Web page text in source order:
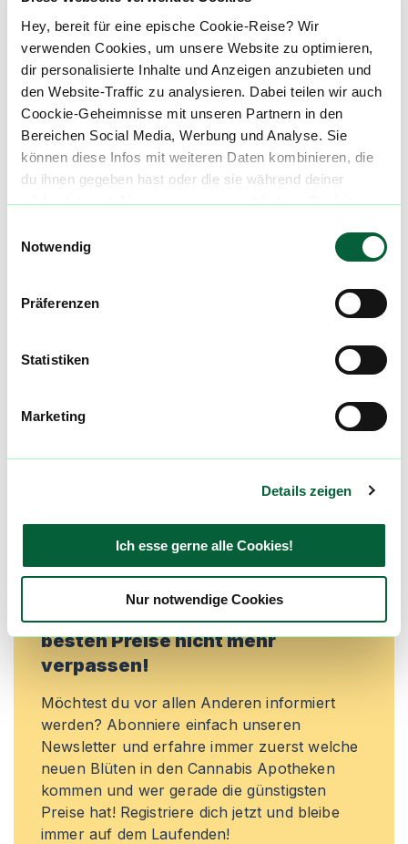
Hey, bereit für eine epische Cookie-Reise? Wir
verwenden Cookies, um unsere Website zu optimieren,
dir personalisierte Inhalte und Anzeigen anzubieten und
den Website-Traffic zu analysieren. Dabei teilen wir auch
Coockie-Geheimnisse mit unseren Partnern in den
Bereichen Social Media, Werbung und Analyse. Sie
können diese Infos mit weiteren Daten kombinieren, die
du ihnen gegeben hast oder die sie während deiner
wilden Internet-Abenteuer gesammelt haben. Begleite
Notwendig
Präferenzen
Statistiken
Marketing
Details zeigen
Ich esse gerne alle Cookies!
Nur notwendige Cookies
Hofaue 95
42103 Wuppertal
E-Mail:shop@cannalpha.de
Telefon: 0202/4936365
Community
aktualisiert! Hilf uns mit Deinen Kommentaren
machen. Melde dich an, um dir deine
Lieblingsblüten zu merken, rechtzeitig über
Neue Cannabisblüten und die
besten Preise nicht mehr
verpassen!
Möchtest du vor allen Anderen informiert
werden? Abonniere einfach unseren
Newsletter und erfahre immer zuerst welche
neuen Blüten in den Cannabis Apotheken
kommen und wer gerade die günstigsten
Preise hat! Registriere dich jetzt und bleibe
immer auf dem Laufenden!